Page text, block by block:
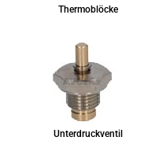
Thermoblöcke
Unterdruckventil